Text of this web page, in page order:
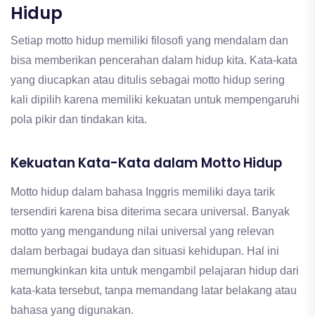
Hidup
Setiap motto hidup memiliki filosofi yang mendalam dan
bisa memberikan pencerahan dalam hidup kita. Kata-kata
yang diucapkan atau ditulis sebagai motto hidup sering
kali dipilih karena memiliki kekuatan untuk mempengaruhi
pola pikir dan tindakan kita.
Kekuatan Kata-Kata dalam Motto Hidup
Motto hidup dalam bahasa Inggris memiliki daya tarik
tersendiri karena bisa diterima secara universal. Banyak
motto yang mengandung nilai universal yang relevan
dalam berbagai budaya dan situasi kehidupan. Hal ini
memungkinkan kita untuk mengambil pelajaran hidup dari
kata-kata tersebut, tanpa memandang latar belakang atau
bahasa yang digunakan.